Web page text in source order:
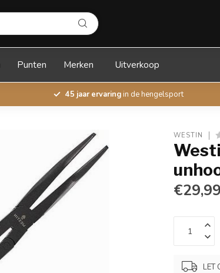
Punten Merken Uitverkoop
45 jaar ervaringin de hengelsport
WESTIN
€29,99
LET